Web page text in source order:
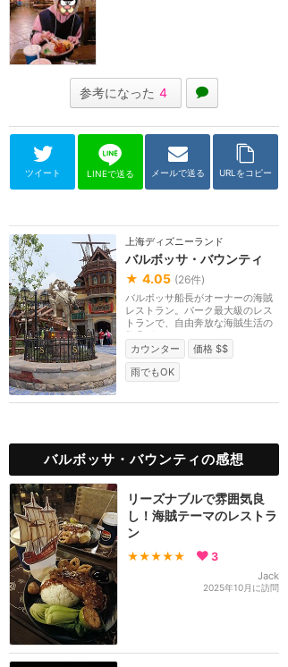
参考になった 4
ツイート LINEで送る メールで送る URLをコピー
上海ディズニーランド
バルボッサ・バウンティ
★ 4.05 (26件)
バルボッサ船長がオーナーの海賊
レストラン。パーク最大級のレス
トランで、自由奔放な海賊生活の
祭典がテーマ。ス...
カウンター
価格 $$
雨でもOK
バルボッサ・バウンティの感想
リーズナブルで雰囲気良
し！海賊テーマのレストラ
ン
★★★★★ 3
Jack
2025年10月に訪問